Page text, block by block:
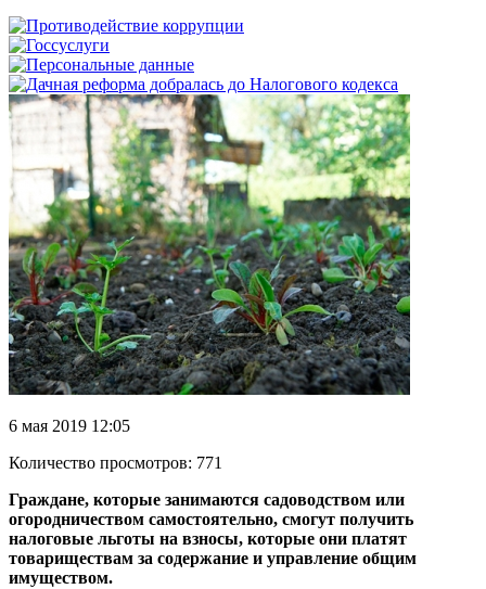
6 мая 2019 12:05
Количество просмотров: 771
Граждане, которые занимаются садоводством или
огородничеством самостоятельно, смогут получить
налоговые льготы на взносы, которые они платят
товариществам за содержание и управление общим
имуществом.